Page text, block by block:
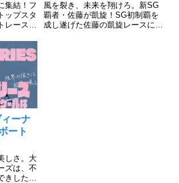
集結！フ
ップスタ
レース丸
ルスタ
ン投票で
丸亀ナ
思い...
風を裂き、未来を翔けろ。新SG
覇者・佐藤が凱旋！SG初制覇を
成し遂げた佐藤の凱旋レースに注
ーナ
ート
しさ。大
ズは、不
したい